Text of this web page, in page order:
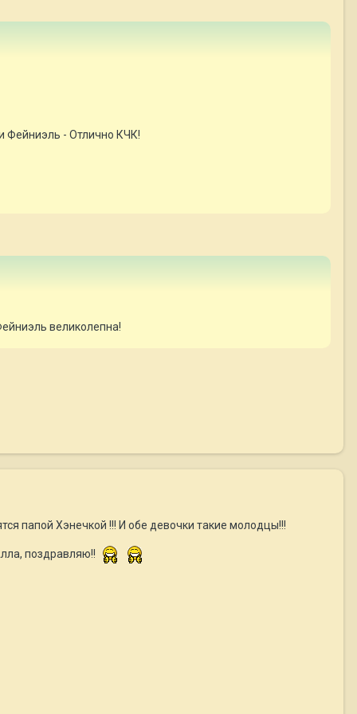
Фейниэль - Отлично КЧК!
великолепна!
папой Хэнечкой !!! И обе девочки такие молодцы!!!
поздравляю!!